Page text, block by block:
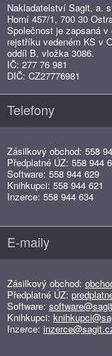
Nakladatelství Sagit, a.
Horní 457/1, 700 30
Společnost je zapsaná v
rejstříku vedeném KS v
oddíl B, vložka 3086.
IČ: 277 76 981
DIČ: CZ27776981
Telefony
Zásilkový obchod: 558
Předplatné ÚZ: 558 944
Software: 558 944 629
Knihkupci: 558 944 621
Inzerce: 558 944 634
E-maily
Zásilkový obchod:
Předplatné ÚZ:
Software:
Knihkupci:
Inzerce: